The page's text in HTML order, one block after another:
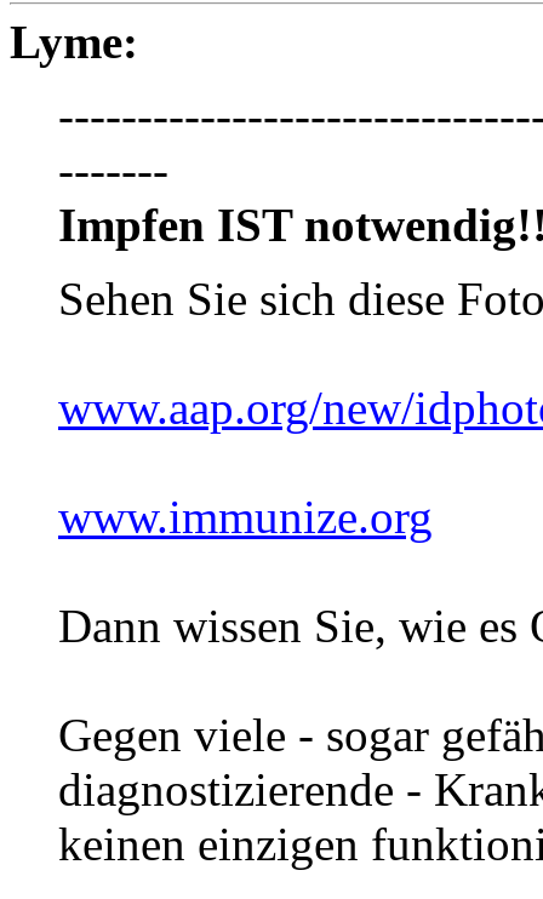
Lyme:
-------
Impfen IST
Sehen Sie sich diese
www.aap.org/new/
www.immunize.org
Dann wissen Sie, wie
Gegen viele - sogar
diagnostizierende -
keinen einzigen